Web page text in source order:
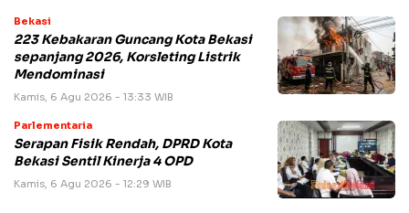
Bekasi
223 Kebakaran Guncang Kota Bekasi
sepanjang 2026, Korsleting Listrik
Mendominasi
Kamis, 6 Agu 2026 - 13:33 WIB
Parlementaria
Serapan Fisik Rendah, DPRD Kota
Bekasi Sentil Kinerja 4 OPD
Kamis, 6 Agu 2026 - 12:29 WIB